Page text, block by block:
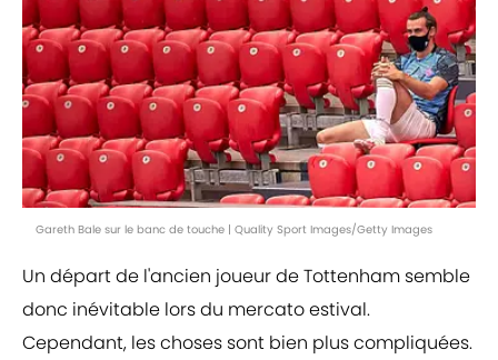
Gareth Bale sur le banc de touche | Quality Sport Images/Getty Images
Un départ de l'ancien joueur de Tottenham semble
donc inévitable lors du mercato estival.
Cependant, les choses sont bien plus compliquées.